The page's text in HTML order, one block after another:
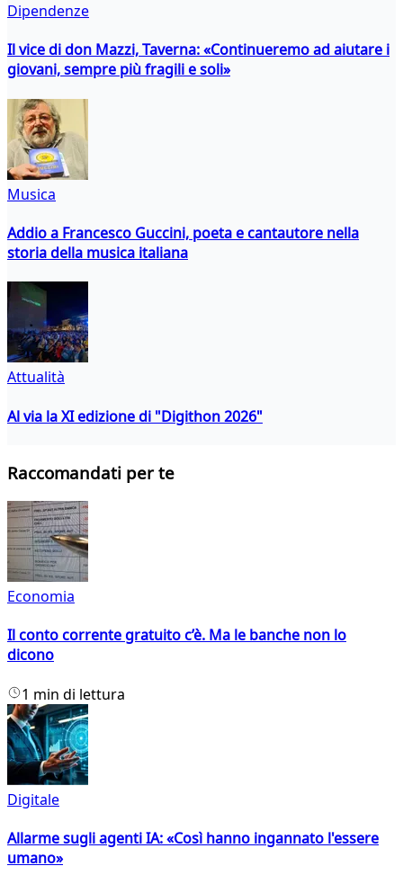
Dipendenze
Il vice di don Mazzi, Taverna: «Continueremo ad aiutare i
giovani, sempre più fragili e soli»
Musica
Addio a Francesco Guccini, poeta e cantautore nella
storia della musica italiana
Attualità
Al via la XI edizione di "Digithon 2026"
Raccomandati per te
Economia
Il conto corrente gratuito c’è. Ma le banche non lo
dicono
1 min di lettura
Digitale
Allarme sugli agenti IA: «Così hanno ingannato l'essere
umano»